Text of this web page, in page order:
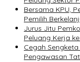
Bersama KPU,
Pemilih
Jurus Jitu
Peluang Kerja
Cegah
Pengawasan